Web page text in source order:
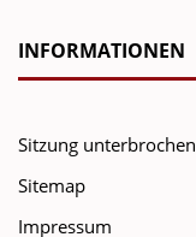
INFORMATIONEN
Sitzung unterbrochen
Sitemap
Impressum